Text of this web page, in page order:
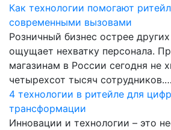
Как технологии помогают
современными вызовами
Розничный бизнес острее
ощущает нехватку персонала.
магазинам в России сегодня не
четырехсот тысяч сотрудников.…
4 технологии в ритейле для
трансформации
Инновации и технологии – это